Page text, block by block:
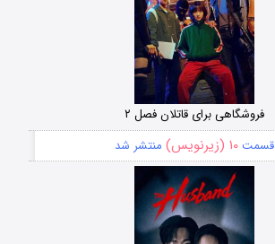
فروشگاهی برای قاتلان فصل ۲
قسمت۱۰ (زیرنویس) منتشر شد